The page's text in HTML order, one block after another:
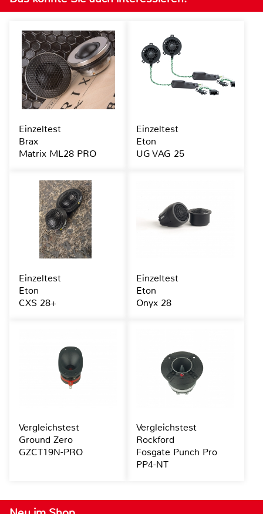
Einzeltest
Brax
Matrix ML28 PRO
Einzeltest
Eton
UG VAG 25
Einzeltest
Eton
CXS 28+
Einzeltest
Eton
Onyx 28
Vergleichstest
Ground Zero
GZCT19N-PRO
Vergleichstest
Rockford
Fosgate Punch Pro
PP4-NT